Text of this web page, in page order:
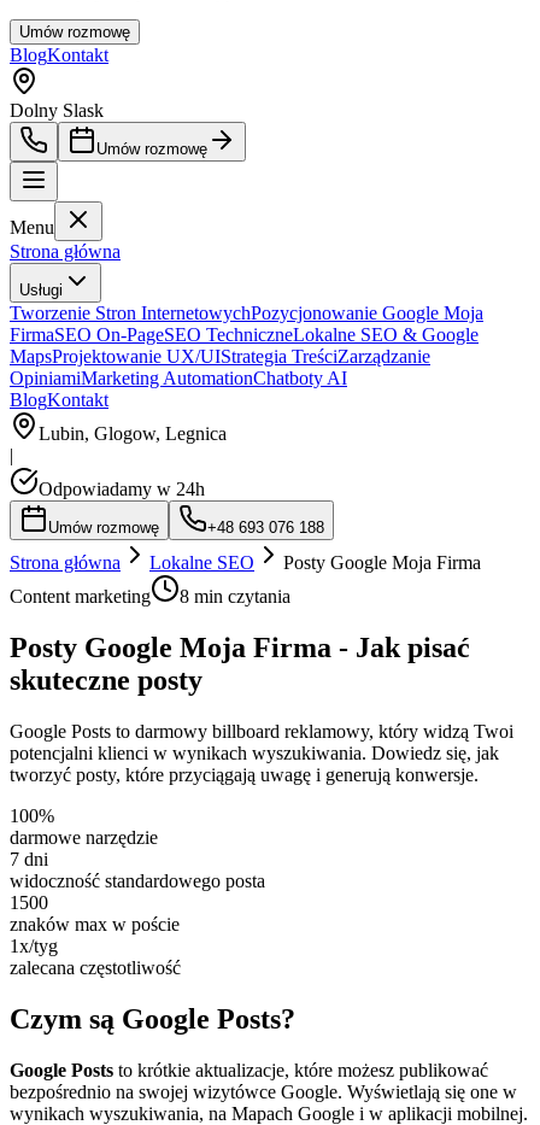
Umów rozmowę
BlogKontakt
Dolny Slask
Umów rozmowę
Menu
Strona główna
Usługi
Tworzenie Stron InternetowychPozycjonowanie Google Moja
FirmaSEO On-PageSEO TechniczneLokalne SEO & Google
MapsProjektowanie UX/UIStrategia TreściZarządzanie
OpiniamiMarketing AutomationChatboty AI
BlogKontakt
Lubin, Glogow, Legnica
|
Odpowiadamy w 24h
Umów rozmowę +48 693 076 188
Strona główna Lokalne SEO
Posty Google Moja Firma
Content marketing
8 min czytania
Posty Google Moja Firma - Jak pisać
skuteczne posty
Google Posts to darmowy billboard reklamowy, który widzą Twoi
potencjalni klienci w wynikach wyszukiwania. Dowiedz się, jak
tworzyć posty, które przyciągają uwagę i generują konwersje.
100%
darmowe narzędzie
7 dni
widoczność standardowego posta
1500
znaków max w poście
1x/tyg
zalecana częstotliwość
Czym są Google Posts?
Google Posts to krótkie aktualizacje, które możesz publikować
bezpośrednio na swojej wizytówce Google. Wyświetlają się one w
wynikach wyszukiwania, na Mapach Google i w aplikacji mobilnej.